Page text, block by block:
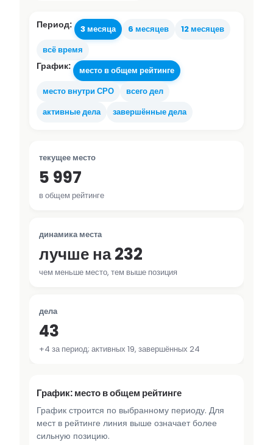
Период: 3 месяца 6 месяцев
12 месяцев
всё время
График:
место в общем рейтинге
место внутри СРО
всего дел
активные дела
завершённые дела
текущее место
5 997
в общем рейтинге
динамика места
лучше на 232
чем меньше место, тем выше позиция
дела
43
+4 за период; активных 19, завершённых 24
График: место в общем рейтинге
График строится по выбранному периоду. Для
мест в рейтинге линия выше означает более
сильную позицию.